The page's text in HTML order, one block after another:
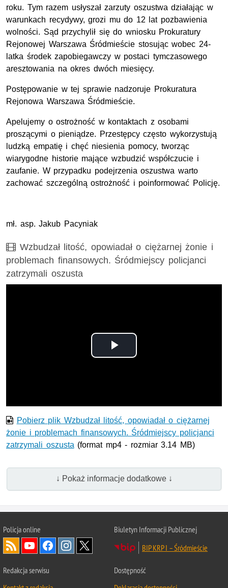
roku. Tym razem usłyszał zarzuty oszustwa działając w
warunkach recydywy, grozi mu do 12 lat pozbawienia
wolności. Sąd przychylił się do wniosku Prokuratury
Rejonowej Warszawa Śródmieście stosując wobec 24-
latka środek zapobiegawczy w postaci tymczasowego
aresztowania na okres dwóch miesięcy.
Postępowanie w tej sprawie nadzoruje Prokuratura
Rejonowa Warszawa Śródmieście.
Apelujemy o ostrożność w kontaktach z osobami
proszącymi o pieniądze. Przestępcy często wykorzystują
ludzką empatię i chęć niesienia pomocy, tworząc
wiarygodne historie mające wzbudzić współczucie i
zaufanie. W przypadku podejrzenia oszustwa warto
zachować szczególną ostrożność i poinformować Policję.
mł. asp. Jakub Pacyniak
Film
Wzbudzał litość, opowiadał o ciężarnej żonie i
problemach finansowych. Śródmiejscy policjanci
zatrzymali oszusta
Odtwórz
Pobierz plik Wzbudzał litość, opowiadał o ciężarnej
żonie i problemach finansowych. Śródmiejscy policjanci
zatrzymali oszusta (format mp4 - rozmiar 3.14 MB)
↓ Pokaż informacje dodatkowe ↓
Policja online
Biuletyn Informacji Publicznej
BIP KRP I – Śródmieście
Redakcja serwisu
Dostępność